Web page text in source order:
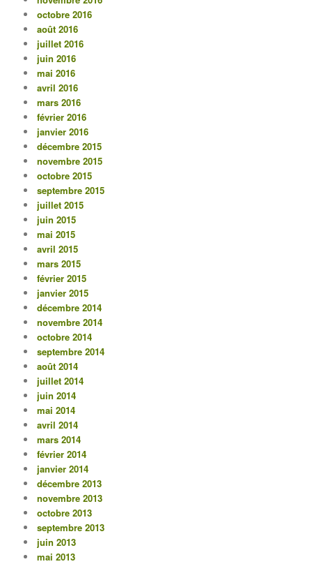
octobre 2016
août 2016
juillet 2016
juin 2016
mai 2016
avril 2016
mars 2016
février 2016
janvier 2016
décembre 2015
novembre 2015
octobre 2015
septembre 2015
juillet 2015
juin 2015
mai 2015
avril 2015
mars 2015
février 2015
janvier 2015
décembre 2014
novembre 2014
octobre 2014
septembre 2014
août 2014
juillet 2014
juin 2014
mai 2014
avril 2014
mars 2014
février 2014
janvier 2014
décembre 2013
novembre 2013
octobre 2013
septembre 2013
juin 2013
mai 2013